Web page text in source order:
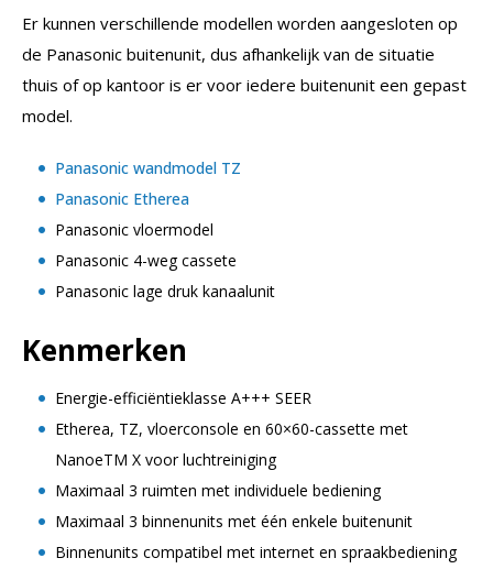
Er kunnen verschillende modellen worden aangesloten op
de Panasonic buitenunit, dus afhankelijk van de situatie
thuis of op kantoor is er voor iedere buitenunit een gepast
model.
Panasonic wandmodel TZ
Panasonic Etherea
Panasonic vloermodel
Panasonic 4-weg cassete
Panasonic lage druk kanaalunit
Kenmerken
Energie-efficiëntieklasse A+++ SEER
Etherea, TZ, vloerconsole en 60×60-cassette met
NanoeTM X voor luchtreiniging
Maximaal 3 ruimten met individuele bediening
Maximaal 3 binnenunits met één enkele buitenunit
Binnenunits compatibel met internet en spraakbediening